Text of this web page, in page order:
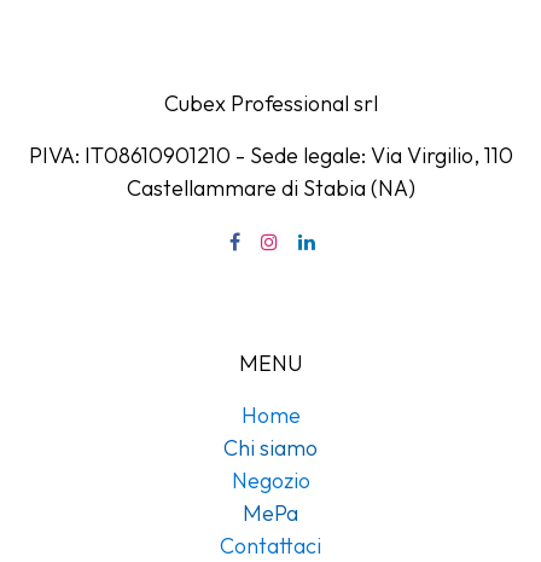
Cubex Professional srl
PIVA: IT08610901210 - Sede legale: Via Virgilio, 110
Castellammare di Stabia (NA)
MENU
Home
Chi siamo
Negozio
MePa
Contattaci